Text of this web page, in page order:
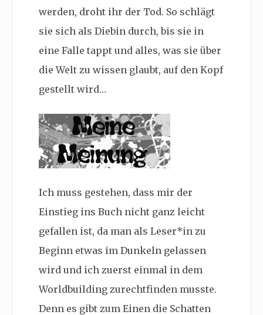
werden, droht ihr der Tod. So schlägt
sie sich als Diebin durch, bis sie in
eine Falle tappt und alles, was sie über
die Welt zu wissen glaubt, auf den Kopf
gestellt wird…
Ich muss gestehen, dass mir der
Einstieg ins Buch nicht ganz leicht
gefallen ist, da man als Leser*in zu
Beginn etwas im Dunkeln gelassen
wird und ich zuerst einmal in dem
Worldbuilding zurechtfinden musste.
Denn es gibt zum Einen die Schatten